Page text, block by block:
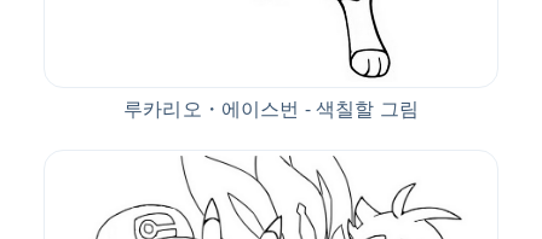
루카리오・에이스번 - 색칠할 그림